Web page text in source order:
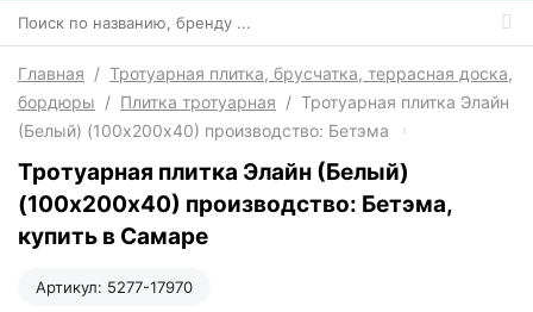
Главная / Тротуарная плитка, брусчатка, террасная доска,
бордюры / Плитка тротуарная / Тротуарная плитка Элайн
(Белый) (100х200х40) производство: Бетэма
Тротуарная плитка Элайн (Белый)
(100х200х40) производство: Бетэма,
купить в Самаре
Артикул: 5277-17970